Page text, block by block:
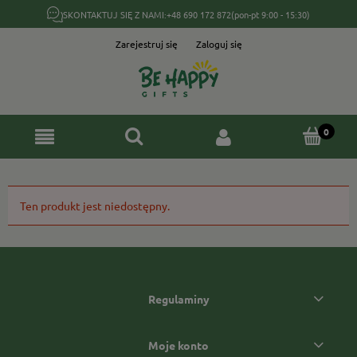
SKONTAKTUJ SIĘ Z NAMI:+48 690 172 872(pon-pt 9:00 - 15:30)
Zarejestruj się Zaloguj się
Ten produkt jest niedostępny.
Regulaminy
Moje konto